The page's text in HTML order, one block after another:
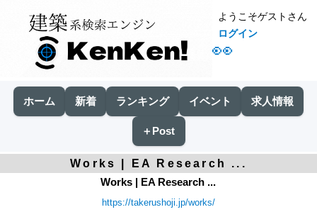
👀
ようこそゲストさん
ログイン
ホーム 新着 ランキング イベント 求人情報
＋Post
Works | EA Research ...
Works | EA Research ...
https://takerushoji.jp/works/